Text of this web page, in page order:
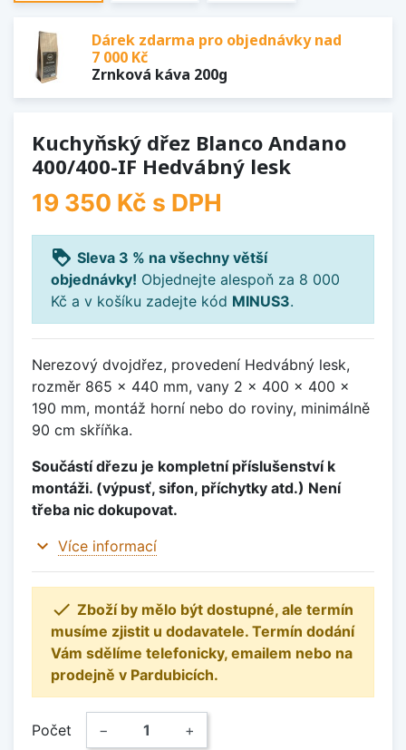
Dárek zdarma pro objednávky nad
7 000 Kč
Zrnková káva 200g
Kuchyňský dřez Blanco Andano
400/400-IF Hedvábný lesk
19 350 Kč s DPH
loyalty Sleva 3 % na všechny větší
objednávky! Objednejte alespoň za 8 000
Kč a v košíku zadejte kód MINUS3.
Nerezový dvojdřez, provedení Hedvábný lesk,
rozměr 865 x 440 mm, vany 2 x 400 x 400 x
190 mm, montáž horní nebo do roviny, minimálně
90 cm skříňka.
Součástí dřezu je kompletní příslušenství k
montáži. (výpusť, sifon, příchytky atd.) Není
třeba nic dokupovat.
expand_more Více informací
 Zboží by mělo být dostupné, ale termín
musíme zjistit u dodavatele. Termín dodání
Vám sdělíme telefonicky, emailem nebo na
prodejně v Pardubicích.
Počet − +